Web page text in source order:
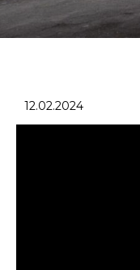
12.02.2024